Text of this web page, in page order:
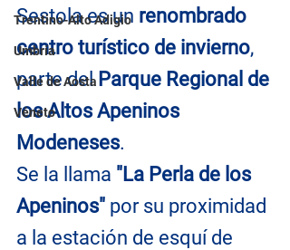
Trentino-Alto Adigio
Umbría
Valle de Aosta
Véneto
Sestola es un renombrado
centro turístico de invierno,
parte del Parque Regional de
los Altos Apeninos
Modeneses.
Se la llama "La Perla de los
Apeninos" por su proximidad
a la estación de esquí de